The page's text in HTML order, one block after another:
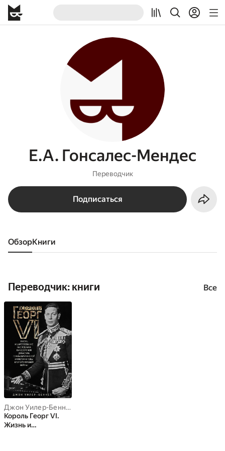
Е.А. Гонсалес-Мендес
Переводчик
Подписаться
Обзор книги
Переводчик: книги Все
Джон Уилер-Беннет
Король Георг VI.
Жизнь и